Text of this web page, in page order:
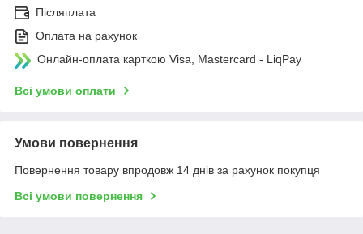
Післяплата
Оплата на рахунок
Онлайн-оплата карткою Visa, Mastercard - LiqPay
Всі умови оплати
Умови повернення
Повернення товару впродовж 14 днів за рахунок покупця
Всі умови повернення